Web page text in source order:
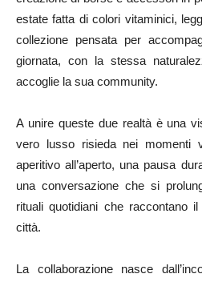
estate fatta di colori vitaminici,
collezione pensata per
giornata, con la stessa
accoglie la sua community.
A unire queste due realtà è una
vero lusso risieda nei momenti
aperitivo all’aperto, una pausa
una conversazione che si
rituali quotidiani che raccontano
città.
La collaborazione nasce